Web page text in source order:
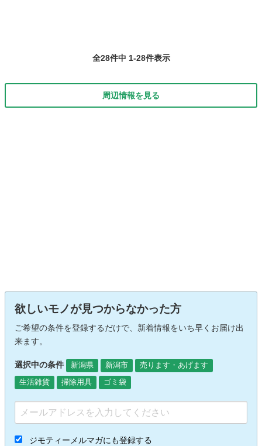
全28件中 1-28件表示
周辺情報を見る
欲しいモノが見つからなかった方
ご希望の条件を登録するだけで、新着情報をいち早くお届け出
来ます。
選択中の条件 新潟県 新潟市
売ります・あげます
生活雑貨
掃除用具 ゴミ袋
ジモティーメルマガにも登録する